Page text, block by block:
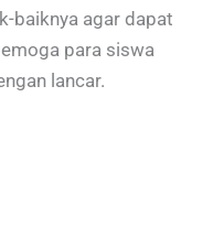
baiknya agar dapat
para siswa
lancar.